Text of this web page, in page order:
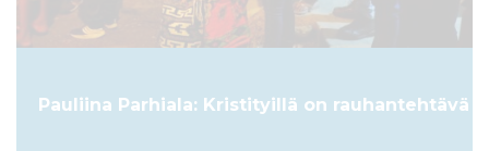
Pauliina Parhiala: Kristityillä on rauhantehtävä